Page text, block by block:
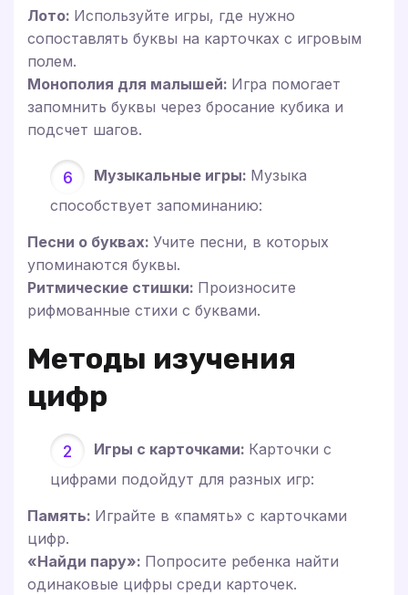
Лото: Используйте игры, где нужно
сопоставлять буквы на карточках с игровым
полем.
Монополия для малышей: Игра помогает
запомнить буквы через бросание кубика и
подсчет шагов.
Музыкальные игры: Музыка
способствует запоминанию:
Песни о буквах: Учите песни, в которых
упоминаются буквы.
Ритмические стишки: Произносите
рифмованные стихи с буквами.
Методы изучения
цифр
Игры с карточками: Карточки с
цифрами подойдут для разных игр:
Память: Играйте в «память» с карточками
цифр.
«Найди пару»: Попросите ребенка найти
одинаковые цифры среди карточек.